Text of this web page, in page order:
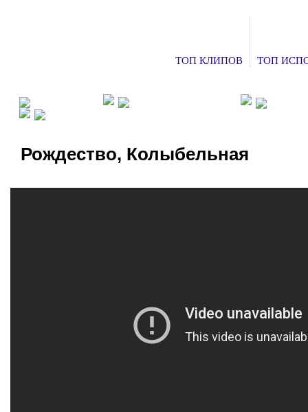
ТОП КЛИПОВ ТОП
Рождество, Колыбельная